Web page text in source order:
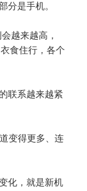
分是手机。
越来越高，
食住行，各个
联系越来越紧
变得更多、连
化，就是新机